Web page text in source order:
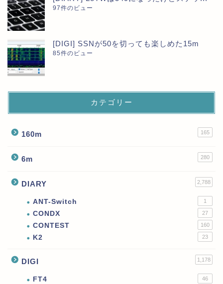
97件のビュー
[DIGI] SSNが50を切っても楽しめた15m
85件のビュー
カテゴリー
160m 165
6m 280
DIARY 2,788
ANT-Switch 1
CONDX 27
CONTEST 160
K2 23
DIGI 1,178
FT4 46